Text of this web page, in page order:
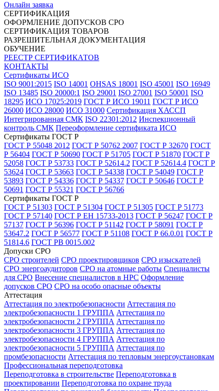
Онлайн заявка
СЕРТИФИКАЦИЯ
ОФОРМЛЕНИЕ ДОПУСКОВ СРО
СЕРТИФИКАЦИЯ ТОВАРОВ
РАЗРЕШИТЕЛЬНАЯ ДОКУМЕНТАЦИЯ
ОБУЧЕНИЕ
РЕЕСТР СЕРТИФИКАТОВ
КОНТАКТЫ
Сертификаты ИСО
ISO 9001:2015 ISO 14001 OHSAS 18001 ISO 45001 ISO 16949
ISO 13485 ISO 20000:1 ISO 29001 ISO 27001 ISO 50001 ISO
18295 ИСО 17025:2019 ГОСТ Р ИСО 19011 ГОСТ Р ИСО
26000 ИСО 28000 ИСО 31000 Сертификация ХАССП
Интегрированная СМК ISO 22301:2012 Инспекционный
контроль СМК Переоформление сертификата ИСО
Сертификаты ГОСТ Р
ГОСТ Р 55048 2012 ГОСТ Р 50762 2007 ГОСТ Р 32670 ГОСТ
Р 56404 ГОСТ Р 50690 ГОСТ Р 51705 ГОСТ Р 51870 ГОСТ Р
52058 ГОСТ Р 53733 ГОСТ Р 52614.2 ГОСТ Р 52614.4 ГОСТ Р
53624 ГОСТ Р 53663 ГОСТ Р 54338 ГОСТ Р 54049 ГОСТ Р
53893 ГОСТ Р 54336 ГОСТ Р 54337 ГОСТ Р 50646 ГОСТ Р
50691 ГОСТ Р 55321 ГОСТ Р 56766
Сертификаты ГОСТ Р
ГОСТ Р 51303 ГОСТ Р 51304 ГОСТ Р 51305 ГОСТ Р 51773
ГОСТ Р 57140 ГОСТ Р ЕН 15733-2013 ГОСТ Р 56247 ГОСТ Р
57137 ГОСТ Р 56396 ГОСТ Р 51142 ГОСТ Р 58091 ГОСТ Р
53647.2 ГОСТ Р 56577 ГОСТ Р 51108 ГОСТ Р 66.0.01 ГОСТ Р
51814.6 ГОСТ РВ 0015.002
Допуски СРО
СРО строителей СРО проектировщиков СРО изыскателей
СРО энергоаудиторов СРО на атомные работы Специалисты
для СРО Внесение специалистов в НРС Оформление
допусков СРО СРО на особо опасные объекты
Аттестация
Аттестация по электробезопасности Аттестация по
электробезопасности 1 ГРУППА Аттестация по
электробезопасности 2 ГРУППА Аттестация по
электробезопасности 3 ГРУППА Аттестация по
электробезопасности 4 ГРУППА Аттестация по
электробезопасности 5 ГРУППА Аттестация по
промбезопасности Аттестация по тепловым энергоустановкам
Профессиональная переподготовка
Переподготовка в строительстве Переподготовка в
проектировании Переподготовка по охране труда